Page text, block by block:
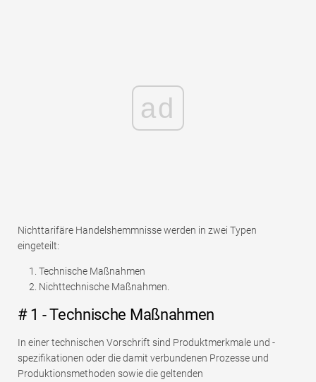
ad
Nichttarifäre Handelshemmnisse werden in zwei Typen
eingeteilt:
Technische Maßnahmen
Nichttechnische Maßnahmen.
# 1 - Technische Maßnahmen
In einer technischen Vorschrift sind Produktmerkmale und -
spezifikationen oder die damit verbundenen Prozesse und
Produktionsmethoden sowie die geltenden